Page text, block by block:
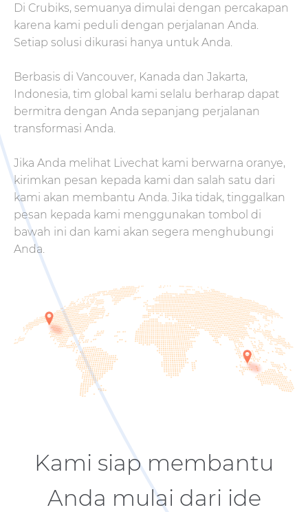
Di Crubiks, semuanya dimulai dengan percakapan
karena kami peduli dengan perjalanan Anda.
Setiap solusi dikurasi hanya untuk Anda.
Berbasis di Vancouver, Kanada dan Jakarta,
Indonesia, tim global kami selalu berharap dapat
bermitra dengan Anda sepanjang perjalanan
transformasi Anda.
Jika Anda melihat Livechat kami berwarna oranye,
kirimkan pesan kepada kami dan salah satu dari
kami akan membantu Anda. Jika tidak, tinggalkan
pesan kepada kami menggunakan tombol di
bawah ini dan kami akan segera menghubungi
Anda.
Kami siap membantu
Anda mulai dari ide